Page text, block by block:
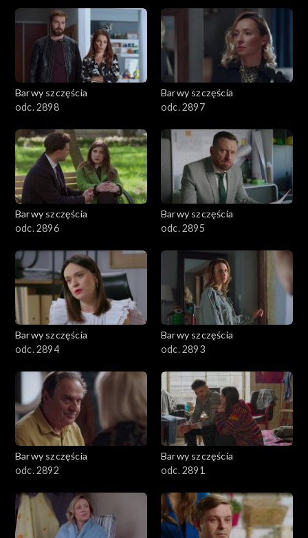
2901-3000
2801–2900
2701–2800
2501–2600
2401–2500
2301–2400
2201–2300
2101–2200
2001–2100
1801–1900
1701–1800
1601–1700
1501–1600
1401–1500
Barwy szczęścia
odc. 2898
Barwy szczęścia
odc. 2897
Barwy szczęścia
odc. 2896
Barwy szczęścia
odc. 2895
Barwy szczęścia
odc. 2894
Barwy szczęścia
odc. 2893
Barwy szczęścia
odc. 2892
Barwy szczęścia
odc. 2891